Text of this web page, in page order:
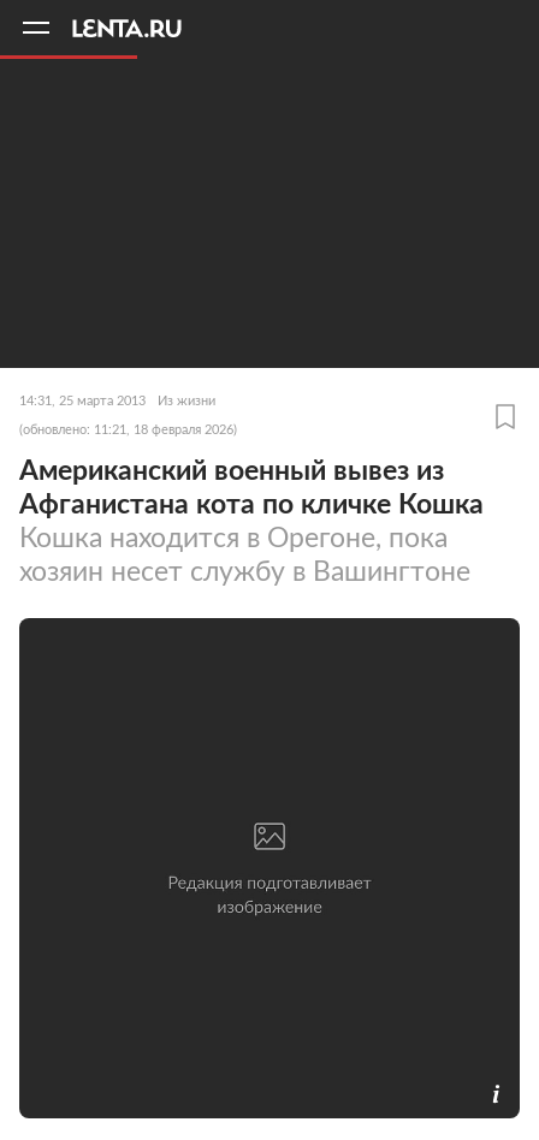
14:31, 25 марта 2013 Из жизни
(обновлено: 11:21, 18 февраля 2026)
Американский военный вывез из
Афганистана кота по кличке Кошка
Кошка находится в Орегоне, пока
хозяин несет службу в Вашингтоне